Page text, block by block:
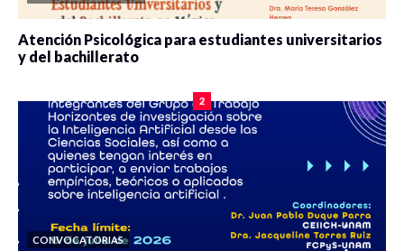
Atención Psicológica para estudiantes universitarios
y del bachillerato
2
CONVOCATORIAS